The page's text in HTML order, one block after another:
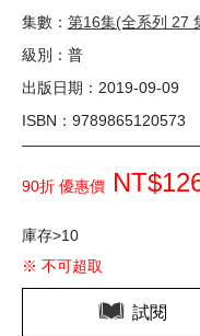
集數： 第16集(全系列 27
級別：普
出版日期：2019-09-09
ISBN：9789865120573
90折 優惠價
庫存>10
※ 不可超取
試閱